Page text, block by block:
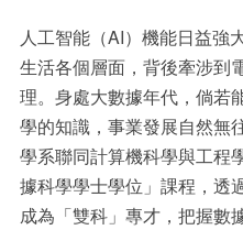
人工智能（AI）機能日益強
生活各個層面，背後牽涉到
理。身處大數據年代，倘若
學的知識，事業發展自然無
學系聯同計算機科學與工程
據科學學士學位」課程，透
成為「雙科」專才，把握數